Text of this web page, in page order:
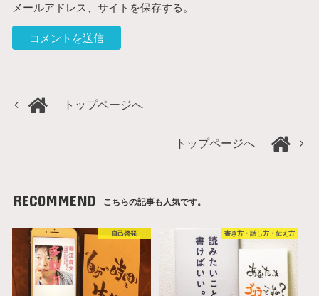
メールアドレス、サイトを保存する。
トップページへ
トップページへ
RECOMMEND こちらの記事も人気です。
自己啓発 書き方・話し方・伝え方